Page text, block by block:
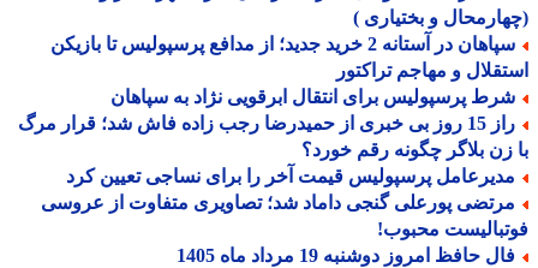
و بختیاری )
سپاهان در آستانه 2 خرید جدید؛ از مدافع پرسپولیس تا بازیکن
و مهاجم تراکتور
پرسپولیس برای انتقال ابرقویی نژاد به سپاهان
راز 15 روز بی خبری از حمیدرضا رجب زاده فاش شد؛ قرار مرگ
زن بلاگر چگونه رقم خورد؟
پرسپولیس قیمت آخر را برای نساجی تعیین کرد
پورعلی گنجی داماد شد؛ تصاویری متفاوت از عروسی
محبوب!
حافظ امروز دوشنبه 19 مرداد ماه 1405